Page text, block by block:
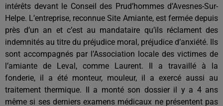
intérêts devant le Conseil des Prud’hommes d’Avesnes-Sur-
Helpe. L’entreprise, reconnue Site Amiante, est fermée depuis
près d’un an et c’est au mandataire qu’ils réclament des
indemnités au titre du préjudice moral, préjudice d’anxiété. Ils
sont accompagnés par l’Association locale des victimes de
l’amiante de Leval, comme Laurent. Il a travaillé à la
fonderie, il a été monteur, mouleur, il a exercé aussi au
traitement thermique. Il a monté son dossier il y a 4 ans
même si ses derniers examens médicaux ne présentent pas